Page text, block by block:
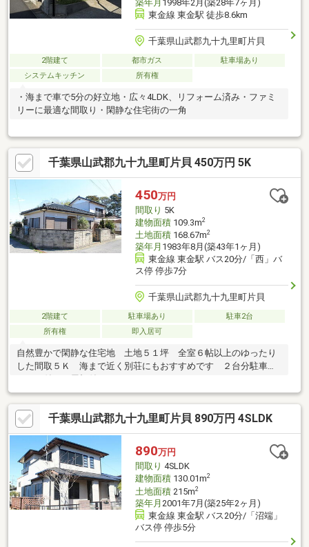
築年月 1998年2月(築28年7ヶ月)
東金線 東金駅 徒歩8.6km
千葉県山武郡九十九里町片貝
2階建て 都市ガス
駐車場あり
システムキッチン
所有権
・海まで車で5分の好立地・広々4LDK、リフォーム済み・ファミ
リーに最適な間取り・閑静な住宅街の一角
千葉県山武郡九十九里町片貝 450万円 5K
450万円
間取り 5K
建物面積109.3m2
土地面積168.67m2
築年月 1983年8月(築43年1ヶ月)
東金線 東金駅 バス20分/「西」バ
ス停 停歩7分
千葉県山武郡九十九里町片貝
2階建て 駐車場あり
駐車2台
所有権
即入居可
自然豊かで閑静な住宅地 土地５１坪 全室６帖以上のゆったり
した間取５Ｋ 海まで近く別荘にもおすすめです ２台分駐車ス
千葉県山武郡九十九里町片貝 890万円 4SLDK
890万円
間取り 4SLDK
建物面積130.01m2
土地面積215m2
築年月 2001年7月(築25年2ヶ月)
東金線 東金駅 バス20分/「沼端」
バス停 停歩5分